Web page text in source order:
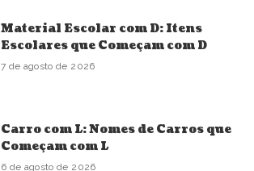
Material Escolar com D: Itens
Escolares que Começam com D
7 de agosto de 2026
Carro com L: Nomes de Carros que
Começam com L
6 de agosto de 2026